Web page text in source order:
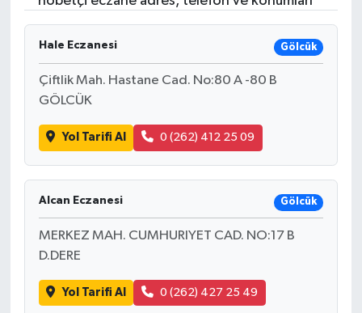
Hale Eczanesi Gölcük
Çiftlik Mah. Hastane Cad. No:80 A -80 B
GÖLCÜK
Yol Tarifi Al 0 (262) 412 25 09
Alcan Eczanesi Gölcük
MERKEZ MAH. CUMHURIYET CAD. NO:17 B
D.DERE
Yol Tarifi Al 0 (262) 427 25 49
Resmi İlanlar